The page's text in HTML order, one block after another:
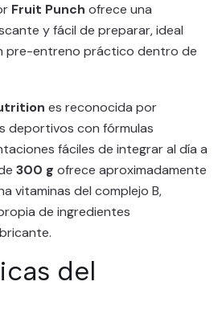
Fruit Punch ofrece una
y fácil de preparar, ideal
pre-entreno práctico dentro de
es reconocida por
deportivos con fórmulas
fáciles de integrar al día a
300 g ofrece aproximadamente
vitaminas del complejo B,
de ingredientes
del